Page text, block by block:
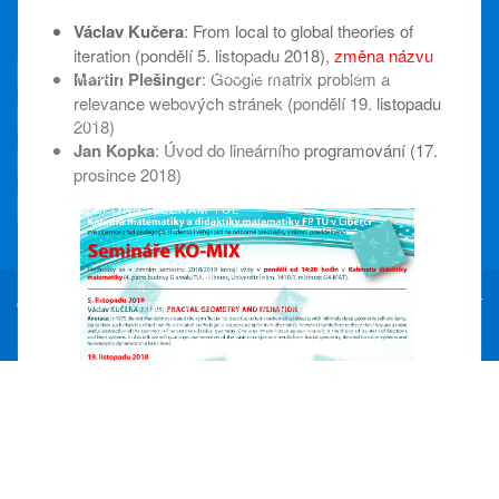
Václav Kučera: From local to global theories of
iteration (pondělí 5. listopadu 2018), změna názvu
Martin Plešinger: Google matrix problém a
relevance webových stránek (pondělí 19. listopadu
2018)
Jan Kopka: Úvod do lineárního programování (17.
prosince 2018)
FAKULTA PORTÁL FP UNIVERZITA
STAG UNIVERZITNÍ KNIHOVNA
KRAJSKÁ VĚDECKÁ KNIHOVNA
TELEFONNÍ SEZNAM TUL
©
Technická univerzita v Liberci, Fakulta přírodovědně-humanitní
a pedagogická, Katedra matematiky